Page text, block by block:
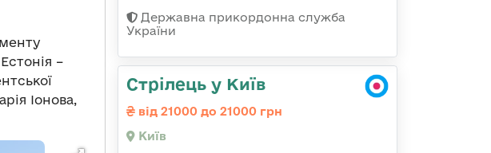
–
Іонова,
Державна прикордонна служба
України
Стрілець у Київ
від 21000 до 21000 грн
Київ